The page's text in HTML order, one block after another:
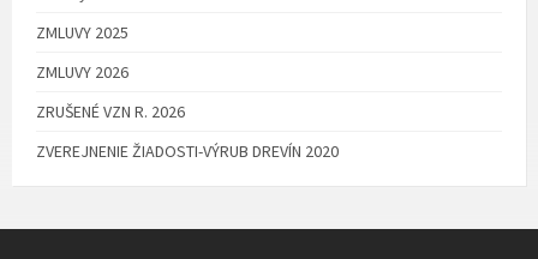
ZMLUVY 2025
ZMLUVY 2026
ZRUŠENÉ VZN R. 2026
ZVEREJNENIE ŽIADOSTI-VÝRUB DREVÍN 2020